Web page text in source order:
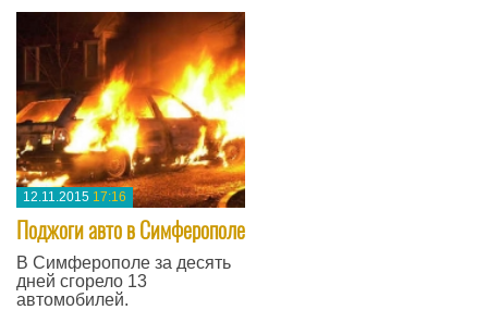
12.11.2015 17:16
Поджоги авто в Симферополе
В Симферополе за десять
дней сгорело 13
автомобилей.